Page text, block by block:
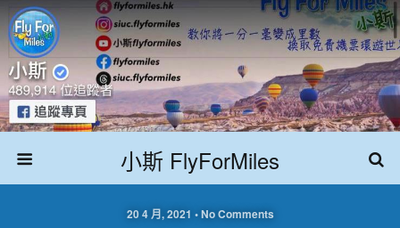
小斯 FlyForMiles
20 4 月, 2021 • No Comments